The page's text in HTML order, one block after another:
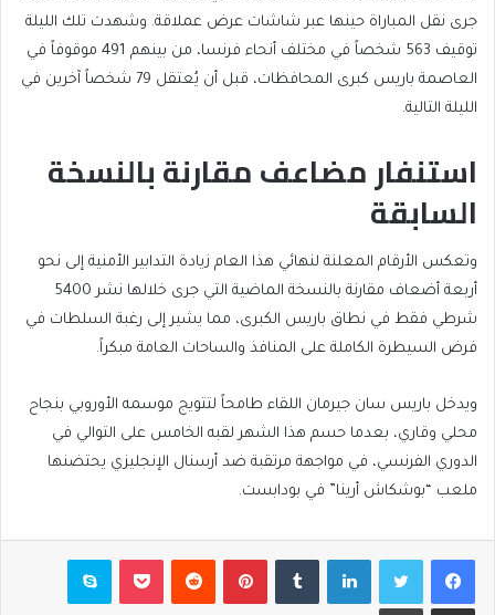
جرى نقل المباراة حينها عبر شاشات عرض عملاقة. وشهدت تلك الليلة
توقيف 563 شخصاً في مختلف أنحاء فرنسا، من بينهم 491 موقوفاً في
العاصمة باريس كبرى المحافظات، قبل أن يُعتقل 79 شخصاً آخرين في
الليلة التالية.
استنفار مضاعف مقارنة بالنسخة
السابقة
وتعكس الأرقام المعلنة لنهائي هذا العام زيادة التدابير الأمنية إلى نحو
أربعة أضعاف مقارنة بالنسخة الماضية التي جرى خلالها نشر 5400
شرطي فقط في نطاق باريس الكبرى، مما يشير إلى رغبة السلطات في
فرض السيطرة الكاملة على المنافذ والساحات العامة مبكراً.
ويدخل باريس سان جيرمان اللقاء طامحاً لتتويج موسمه الأوروبي بنجاح
محلي وقاري، بعدما حسم هذا الشهر لقبه الخامس على التوالي في
الدوري الفرنسي، في مواجهة مرتقبة ضد أرسنال الإنجليزي يحتضنها
ملعب “بوشكاش أرينا” في بودابست.
فيسبوكتويتر لينكدإن بينتيريست بوكيت سكايب
مشاركة عبر البريد طباعة